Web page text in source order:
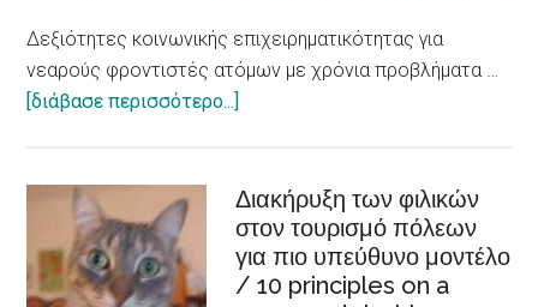
integration,
social
Δεξιότητες κοινωνικής επιχειρηματικότητας για
νεαρούς φροντιστές ατόμων με χρόνια προβλήματα …
[διάβασε περισσότερο...]
επιχειρηματικότητας
για
νεαρούς
φροντιστές
Διακήρυξη των φιλικών
στον τουρισμό πόλεων
για πιο υπεύθυνο μοντέλο
/ 10 principles on a